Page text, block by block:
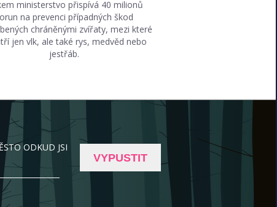
ministerstvo přispívá 40 milionů
na prevenci případných škod
chráněnými zvířaty, mezi které
jen vlk, ale také rys, medvěd nebo
jestřáb.
ODKUD JSI